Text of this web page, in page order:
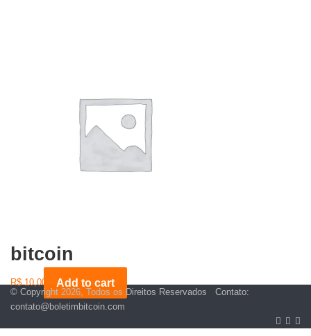
bitcoin
R$10,00 Add to cart
© Copyright 2026, Todos os Direitos Reservados Contato:
contato@boletimbitcoin.com